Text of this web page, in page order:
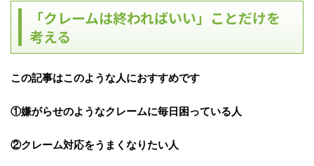
「クレームは終わればいい」ことだけを
考える
この記事はこのような人におすすめです
①嫌がらせのようなクレームに毎日困っている人
②クレーム対応をうまくなりたい人